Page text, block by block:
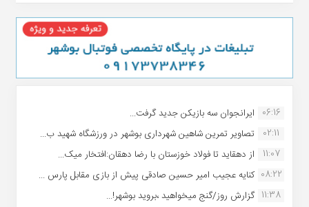
06:16 ایرانجوان سه بازیکن جدید گرفت...
02:11
تصاویر تمرین شاهین شهردارى بوشهر در ورزشگاه شهید ب...
11:07
از دهقاید تا فولاد خوزستان با رضا دهقان:افتخار میک...
08:22 کنایه عجیب امیر حسین صادقی پیش از بازی مقابل پارس ...
11:38 گزارش روز/گنج میخواهید ،بروید بوشهر!...